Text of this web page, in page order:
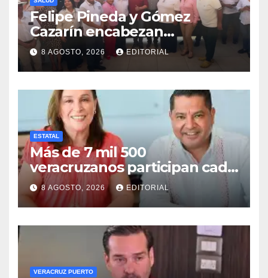
Felipe Pineda y Gómez
Cazarín encabezan
conformación del Comité de
Salud en Cosamaloapan
8 AGOSTO, 2026 EDITORIAL
ESTATAL
Más de 7 mil 500
veracruzanos participan cada
año en programas de
movilidad laboral: STPSP
8 AGOSTO, 2026 EDITORIAL
VERACRUZ PUERTO